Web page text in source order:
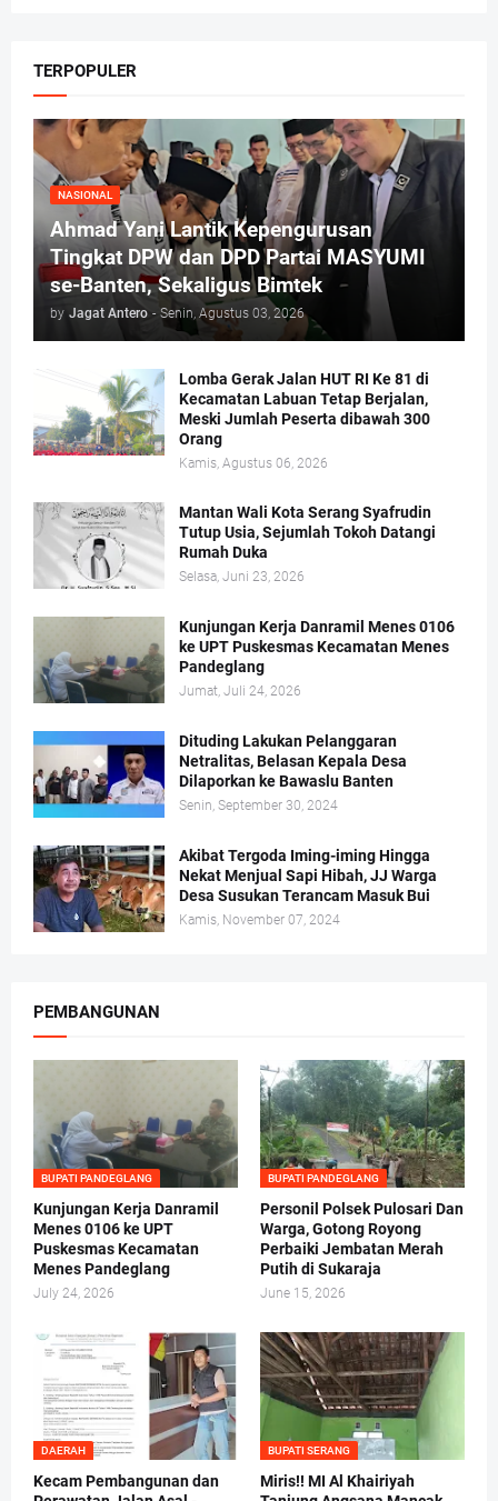
TERPOPULER
NASIONAL
Ahmad Yani Lantik Kepengurusan
Tingkat DPW dan DPD Partai MASYUMI
se-Banten, Sekaligus Bimtek
by Jagat Antero - Senin, Agustus 03, 2026
Lomba Gerak Jalan HUT RI Ke 81 di
Kecamatan Labuan Tetap Berjalan,
Meski Jumlah Peserta dibawah 300
Orang
Kamis, Agustus 06, 2026
Mantan Wali Kota Serang Syafrudin
Tutup Usia, Sejumlah Tokoh Datangi
Rumah Duka
Selasa, Juni 23, 2026
Kunjungan Kerja Danramil Menes 0106
ke UPT Puskesmas Kecamatan Menes
Pandeglang
Jumat, Juli 24, 2026
Dituding Lakukan Pelanggaran
Netralitas, Belasan Kepala Desa
Dilaporkan ke Bawaslu Banten
Senin, September 30, 2024
Akibat Tergoda Iming-iming Hingga
Nekat Menjual Sapi Hibah, JJ Warga
Desa Susukan Terancam Masuk Bui
Kamis, November 07, 2024
PEMBANGUNAN
BUPATI PANDEGLANG
Kunjungan Kerja Danramil
Menes 0106 ke UPT
Puskesmas Kecamatan
Menes Pandeglang
July 24, 2026
BUPATI PANDEGLANG
Personil Polsek Pulosari Dan
Warga, Gotong Royong
Perbaiki Jembatan Merah
Putih di Sukaraja
June 15, 2026
DAERAH
Kecam Pembangunan dan
BUPATI SERANG
Miris!! MI Al Khairiyah